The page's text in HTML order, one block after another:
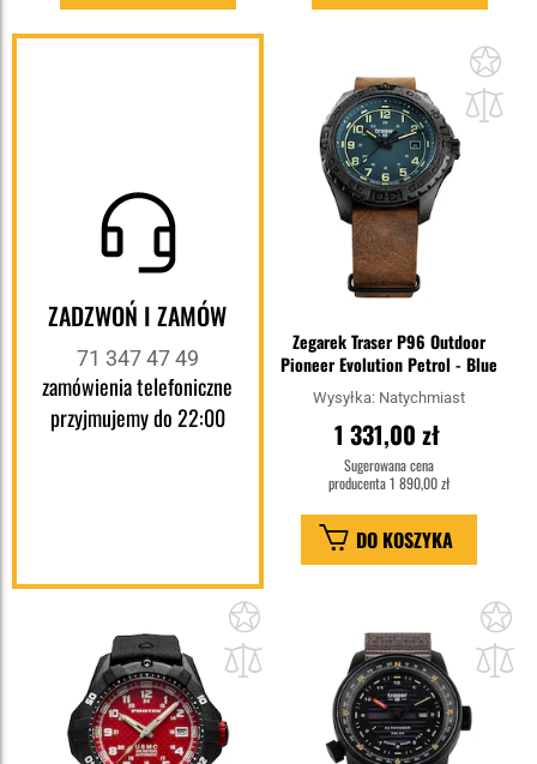
ZADZWOŃ I ZAMÓW
71 347 47 49
zamówienia telefoniczne
przyjmujemy do 22:00
do
Zegarek Traser P96 Outdoor
Pioneer Evolution Petrol - Blue
Wysyłka: Natychmiast
1 331,00 zł
Sugerowana cena
producenta1 890,00 zł
DO KOSZYKA
do
schowka
do